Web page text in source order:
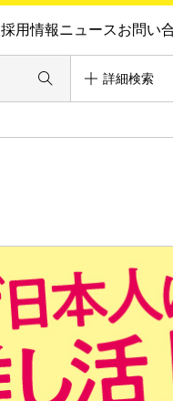
採用情報ニュースお問い
詳細検索